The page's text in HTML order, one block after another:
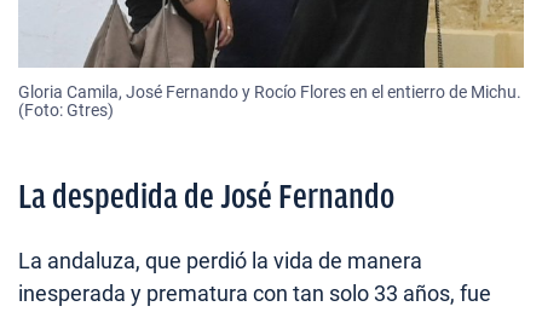
Gloria Camila, José Fernando y Rocío Flores en el entierro de Michu.
(Foto: Gtres)
La despedida de José Fernando
La andaluza, que perdió la vida de manera
inesperada y prematura con tan solo 33 años, fue